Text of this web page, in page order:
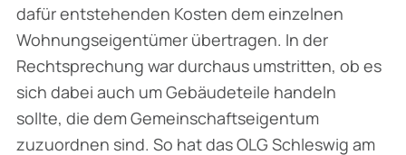
dafür entstehenden Kosten dem einzelnen
Wohnungseigentümer übertragen. In der
Rechtsprechung war durchaus umstritten, ob es
sich dabei auch um Gebäudeteile handeln
sollte, die dem Gemeinschaftseigentum
zuzuordnen sind. So hat das OLG Schleswig am